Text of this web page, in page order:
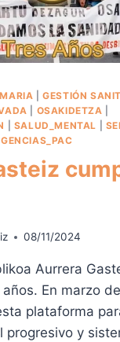
|GESTIÓN
OSAKIDETZA
SALUD_MENTAL
08/11/2024
Aurrera
En marzo
plataforma
progresivo y